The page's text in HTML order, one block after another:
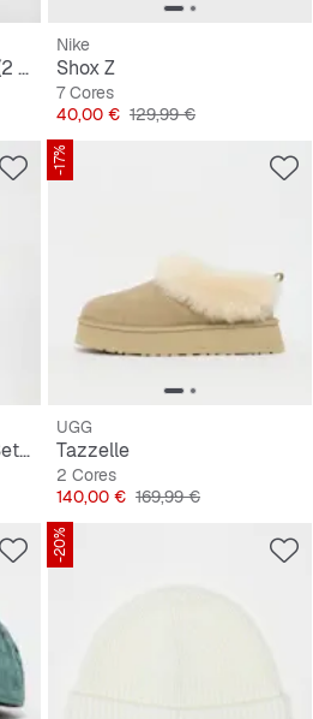
Stripe Scarf Beanie Set (2 Piece)
Nike
Shox Z
7 Cores
Preço
40,00 € Preço original
129,99 €
New Era Script Beanie Set blk/ofw
-17%
UGG
Tazzelle
2 Cores
Preço
140,00 € Preço original
169,99 €
-20%